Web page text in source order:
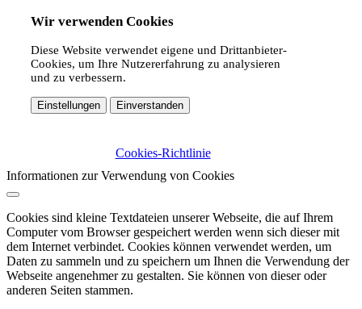
Wir verwenden Cookies
Diese Website verwendet eigene und Drittanbieter-
Cookies, um Ihre Nutzererfahrung zu analysieren
und zu verbessern.
Einstellungen Einverstanden
Cookies-Richtlinie
Informationen zur Verwendung von Cookies
Cookies sind kleine Textdateien unserer Webseite, die auf Ihrem
Computer vom Browser gespeichert werden wenn sich dieser mit
dem Internet verbindet. Cookies können verwendet werden, um
Daten zu sammeln und zu speichern um Ihnen die Verwendung der
Webseite angenehmer zu gestalten. Sie können von dieser oder
anderen Seiten stammen.